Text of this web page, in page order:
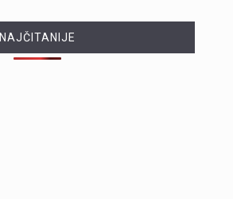
NAJČITANIJE